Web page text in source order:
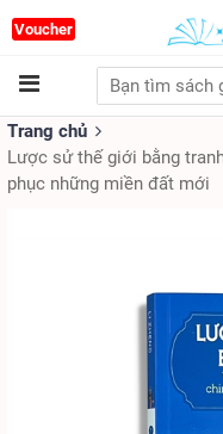
Voucher
Trang chủ
Lược sử thế giới bằng
phục những miền đất mới